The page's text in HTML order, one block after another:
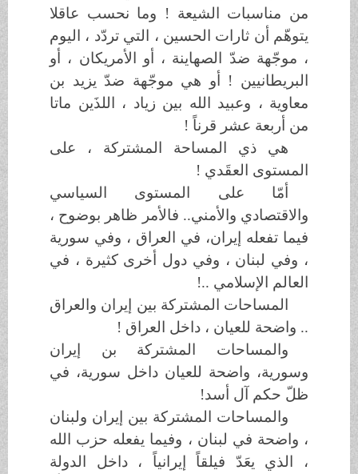
من مناسبات الشيعة ! وما نحسب عاقلا
يتوهّم أن ثارات الحسين ، التي تردّد ، اليوم
، موجّهة ضدّ الصهاينة ، أو الأمريكان ، أو
البريطانيين ! أو هي موجّهة ضدّ يزيد بن
معاوية ، وعبيد الله بين زياد ، اللذَين ماتا
من أربعة عشر قرناً !
هي ذي المساحة المشتركة ، على
المستوى العقَدي !
أمّا على المستوى السياسي
والاقتصادي والأمني.. فالأمر ظاهر بوضوح ،
فيما تفعله إيران، في العراق ، وفي سورية
، وفي لبنان ، وفي دول أخرى كثيرة ، في
العالم الإسلامي ..!
المساحات المشتركة بين إيران والعراق
.. واضحة للعيان ، داخل العراق !
والمساحات المشتركة بن إيران
وسورية، واضحة للعيان داخل سورية، في
ظلّ حكم آل أسد!
والمساحات المشتركة بين إيران ولبنان
، واضحة في لبنان ، وفيما يفعله حزب الله
، الذي يعَدّ فيلقاً إيرانياً ، داخل الدولة